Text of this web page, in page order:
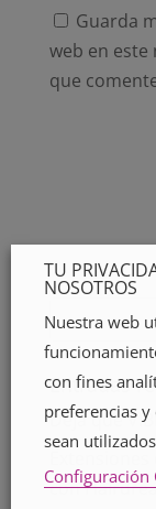
Guarda
web en este
que
Entradas
Deja que
con
TU
NOSOTROS
Nuestra web
con fines
preferencias
sean
Configuración